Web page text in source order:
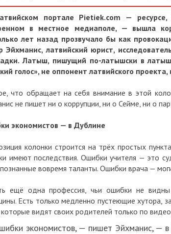
портале Pietiek.com —
в местное медиаполе, — вышла
лет назад прозвучало бы как
Эйхманис, латвийский юрист,
Латыш, пишущий по-латышски в
голос», не оппонент латвийского
что обращает на себя внимание в этой
не пишет ни о коррупции, ни о Сейме, ни о
экономистов — в Дублине
колонки строится на трёх простых
имеют последствия. Ошибки учителя — это
вовремя таланты. Ошибки врача —
ещё одна профессия, чьи ошибки не
Есть только медленно пустеющие хутора,
видят своих родителей только по
экономистов, — пишет Эйхманис, —